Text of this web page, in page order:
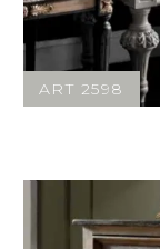
ART 2598